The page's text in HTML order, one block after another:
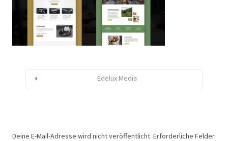
Edelux Media
Deine E-Mail-Adresse wird nicht veröffentlicht. Erforderliche Felder